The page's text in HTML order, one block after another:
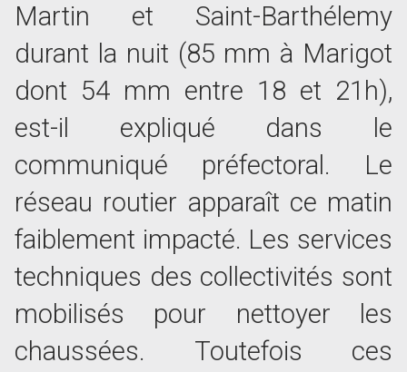
Martin et Saint-Barthélemy
durant la nuit (85 mm à Marigot
dont 54 mm entre 18 et 21h),
est-il expliqué dans le
communiqué préfectoral. Le
réseau routier apparaît ce matin
faiblement impacté. Les services
techniques des collectivités sont
mobilisés pour nettoyer les
chaussées. Toutefois ces